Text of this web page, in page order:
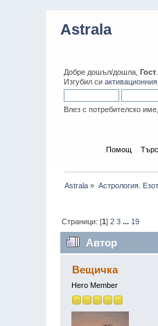
Astrala
Добре дошъл/дошла,Гост
Изгубил си
Влез с потребителско
Помощ
Astrala » Астрология.
Страници: [1]2 3 ... 19
Автор
Вещичка
Hero Member